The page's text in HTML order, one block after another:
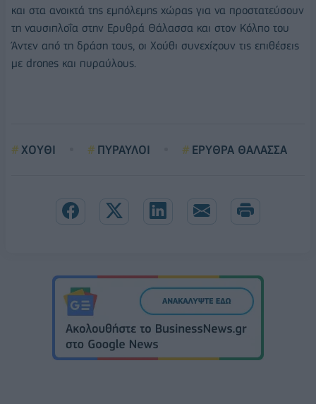
και στα ανοικτά της εμπόλεμης χώρας για να προστατεύσουν
τη ναυσιπλοΐα στην Ερυθρά Θάλασσα και στον Κόλπο του
Άντεν από τη δράση τους, οι Χούθι συνεχίζουν τις επιθέσεις
με drones και πυραύλους.
ΧΟΥΘΙ ΠΥΡΑΥΛΟΙ ΕΡΥΘΡΑ ΘΑΛΑΣΣΑ